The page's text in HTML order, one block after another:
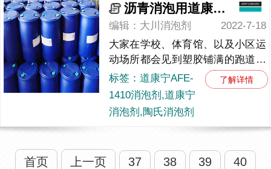
沥青消泡用道康宁1410消泡剂，效果怎么样_29
2022-7-18
编辑：大川消泡剂
大家在学校、体育馆、以及小区运
动场所都会见到塑胶铺满的跑道，
我们把这种物质成为沥青，沥青是
什么呢？下面为大家讲解下：沥青
是由不同分子量的碳氢化合物及
其...
标签：道康宁AFE-
1410消泡剂,道康宁
消泡剂,陶氏消泡剂
了解详情
首页 上一页 37 38 39
40